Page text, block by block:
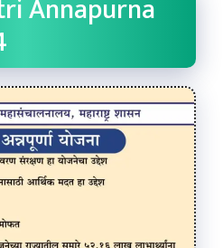
Annapurna